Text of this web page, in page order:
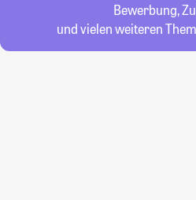
Bewerbung,
und vielen weiteren